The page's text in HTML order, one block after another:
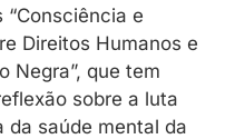
“Consciência e
Direitos Humanos e
Negra”, que tem
sobre a luta
saúde mental da